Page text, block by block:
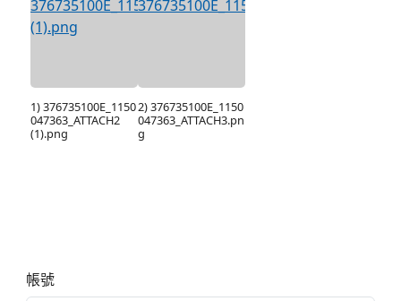
1) 376735100E_1150
047363_ATTACH2
(1).png
2) 376735100E_1150
047363_ATTACH3.pn
g
帳號